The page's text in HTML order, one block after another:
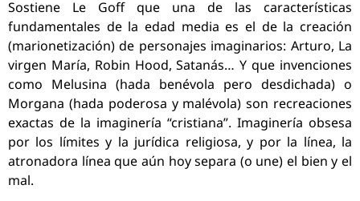
Sostiene Le Goff que una de las características
fundamentales de la edad media es el de la creación
(marionetización) de personajes imaginarios: Arturo, La
virgen María, Robin Hood, Satanás… Y que invenciones
como Melusina (hada benévola pero desdichada) o
Morgana (hada poderosa y malévola) son recreaciones
exactas de la imaginería “cristiana”. Imaginería obsesa
por los límites y la jurídica religiosa, y por la línea, la
atronadora línea que aún hoy separa (o une) el bien y el
mal.